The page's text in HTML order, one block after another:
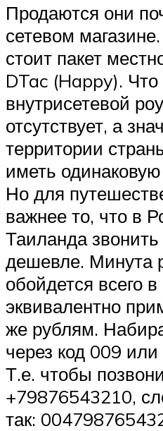
Продаются они
сетевом
стоит пакет
DTac (Happy). Что
внутрисетевой
отсутствует, а
территории
иметь
Но для
важнее то, что в
Таиланда звонить
дешевле. Минута
обойдется всего
эквивалентно
же рублям.
через код 009
Т.е. чтобы
+79876543210,
так: